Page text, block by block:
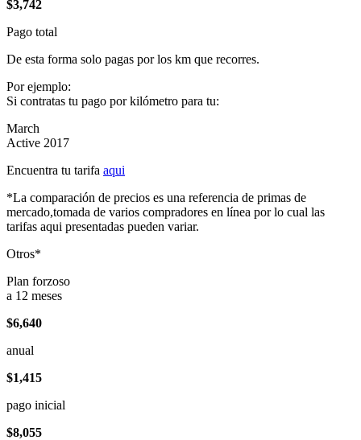
$3,742
Pago total
De esta forma solo pagas por los km que recorres.
Por ejemplo:
Si contratas tu pago por kilómetro para tu:
March
Active 2017
Encuentra tu tarifa aqui
*La comparación de precios es una referencia de primas de
mercado,tomada de varios compradores en línea por lo cual las
tarifas aqui presentadas pueden variar.
Otros*
Plan forzoso
a 12 meses
$6,640
anual
$1,415
pago inicial
$8,055